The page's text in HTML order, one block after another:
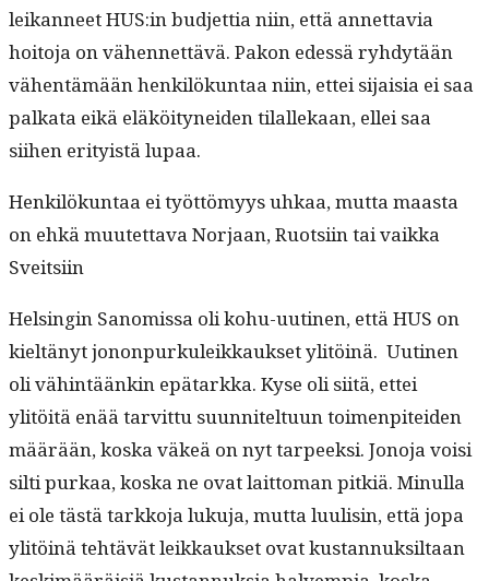
leikan­neet HUS:in bud­jet­tia niin, että annet­tavia
hoito­ja on vähen­net­tävä. Pakon edessä ryhdytään
vähen­tämään henkilökun­taa niin, ettei sijaisia ei saa
palkata eikä eläköi­tynei­den tilallekaan, ellei saa
siihen eri­ty­istä lupaa.
Henkilökun­taa ei työt­tömyys uhkaa, mut­ta maas­ta
on ehkä muutet­ta­va Nor­jaan, Ruot­si­in tai vaik­ka
Sveitsiin
Helsin­gin Sanomis­sa oli kohu-uuti­nen, että HUS on
kieltänyt jonon­purkuleikkauk­set ylitöinä. Uuti­nen
oli vähin­täänkin epä­tark­ka. Kyse oli siitä, ettei
ylitöitä enää tarvit­tu suun­nitel­tu­un toimen­pitei­den
määrään, kos­ka väkeä on nyt tarpeek­si. Jono­ja voisi
silti purkaa, kos­ka ne ovat lait­toman pitk­iä. Min­ul­la
ei ole tästä tarkko­ja luku­ja, mut­ta luulisin, että jopa
ylitöinä tehtävät leikkauk­set ovat kus­tan­nuk­sil­taan